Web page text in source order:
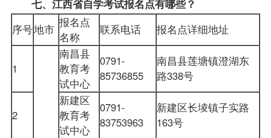
七、江西省自学考试报名点有哪些？
序号地市 报名点
名称
联系电话 报名点详细地址
1
南昌县
教育考
试中心
0791-
85736855
南昌县莲塘镇澄湖东
路338号
2
新建区
教育考
试中心
0791-
83753963
新建区长堎镇子实路
163号